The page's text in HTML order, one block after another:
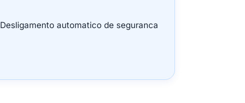
Desligamento automatico de seguranca